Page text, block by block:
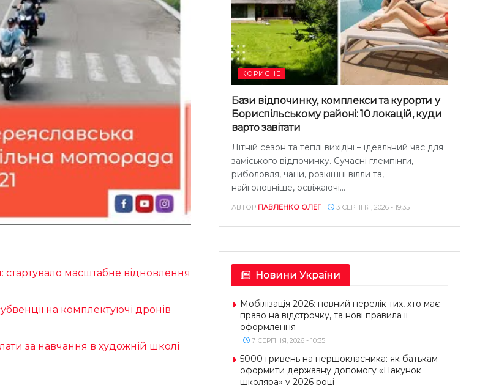
масштабне відновлення
на комплектуючі дронів
за навчання в художній школі
КОРИСНЕ
Бази відпочинку, комплекси та курорти у
Бориспільському районі: 10 локацій, куди
варто завітати
Літній сезон та теплі вихідні – ідеальний час для
заміського відпочинку. Сучасні глемпінги,
риболовля, чани, розкішні вілли та,
найголовніше, освіжаючі...
АВТОР ПАВЛЕНКО ОЛЕГ 3 СЕРПНЯ, 2026 - 19:35
Новини України
Мобілізація 2026: повний перелік тих, хто має
право на відстрочку, та нові правила її
оформлення
7 СЕРПНЯ, 2026 - 10:35
5000 гривень на першокласника: як батькам
оформити державну допомогу «Пакунок
школяра» у 2026 році